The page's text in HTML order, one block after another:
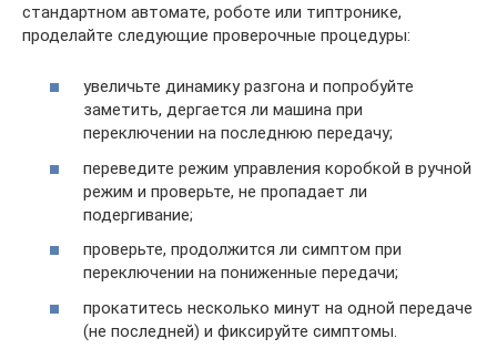
стандартном автомате, роботе или типтронике,
проделайте следующие проверочные процедуры:
увеличьте динамику разгона и попробуйте
заметить, дергается ли машина при
переключении на последнюю передачу;
переведите режим управления коробкой в ручной
режим и проверьте, не пропадает ли
подергивание;
проверьте, продолжится ли симптом при
переключении на пониженные передачи;
прокатитесь несколько минут на одной передаче
(не последней) и фиксируйте симптомы.